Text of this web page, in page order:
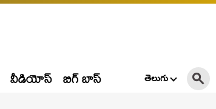
వీడియోస్ బిగ్ బాస్ తెలుగు